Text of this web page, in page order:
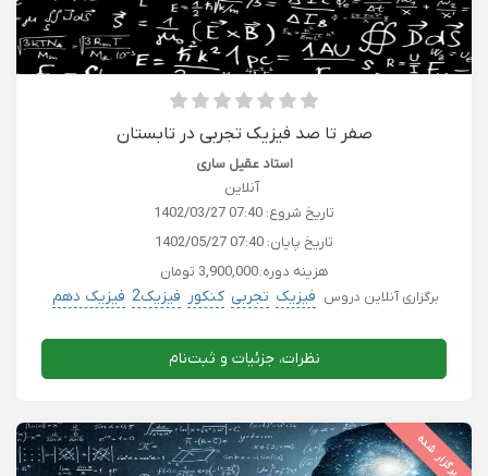
صفر تا صد فیزیک تجربی در تابستان
استاد عقیل ساری
آنلاین
تاریخ شروع: 1402/03/27 07:40
تاریخ پایان: 1402/05/27 07:40
هزینه دوره:3,900,000 تومان
برگزاری آنلاین دروس فیزیک تجربی کنکور فیزیک2 فیزیک دهم
نظرات، جزئیات و ثبت‌نام
برگزار شده